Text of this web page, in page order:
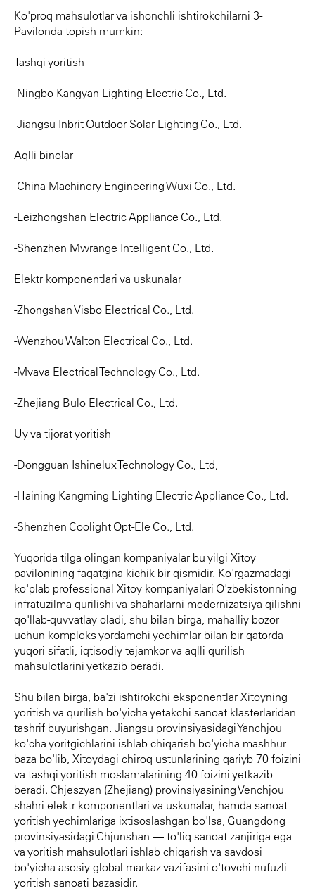
Ko'proq mahsulotlar va ishonchli ishtirokchilarni 3-
Pavilonda topish mumkin:
Tashqi yoritish
-Ningbo Kangyan Lighting Electric Co., Ltd.
-Jiangsu Inbrit Outdoor Solar Lighting Co., Ltd.
Aqlli binolar
-China Machinery Engineering Wuxi Co., Ltd.
-Leizhongshan Electric Appliance Co., Ltd.
-Shenzhen Mwrange Intelligent Co., Ltd.
Elektr komponentlari va uskunalar
-Zhongshan Visbo Electrical Co., Ltd.
-Wenzhou Walton Electrical Co., Ltd.
-Mvava Electrical Technology Co., Ltd.
-Zhejiang Bulo Electrical Co., Ltd.
Uy va tijorat yoritish
-Dongguan Ishinelux Technology Co., Ltd,
-Haining Kangming Lighting Electric Appliance Co., Ltd.
-Shenzhen Coolight Opt-Ele Co., Ltd.
Yuqorida tilga olingan kompaniyalar bu yilgi Xitoy
pavilonining faqatgina kichik bir qismidir. Ko'rgazmadagi
ko'plab professional Xitoy kompaniyalari O'zbekistonning
infratuzilma qurilishi va shaharlarni modernizatsiya qilishni
qo'llab-quvvatlay oladi, shu bilan birga, mahalliy bozor
uchun kompleks yordamchi yechimlar bilan bir qatorda
yuqori sifatli, iqtisodiy tejamkor va aqlli qurilish
mahsulotlarini yetkazib beradi.
Shu bilan birga, ba'zi ishtirokchi eksponentlar Xitoyning
yoritish va qurilish bo'yicha yetakchi sanoat klasterlaridan
tashrif buyurishgan. Jiangsu provinsiyasidagi Yanchjou
ko'cha yoritgichlarini ishlab chiqarish bo'yicha mashhur
baza bo'lib, Xitoydagi chiroq ustunlarining qariyb 70 foizini
va tashqi yoritish moslamalarining 40 foizini yetkazib
beradi. Chjeszyan (Zhejiang) provinsiyasining Venchjou
shahri elektr komponentlari va uskunalar, hamda sanoat
yoritish yechimlariga ixtisoslashgan bo'lsa, Guangdong
provinsiyasidagi Chjunshan — to'liq sanoat zanjiriga ega
va yoritish mahsulotlari ishlab chiqarish va savdosi
bo'yicha asosiy global markaz vazifasini o'tovchi nufuzli
yoritish sanoati bazasidir.